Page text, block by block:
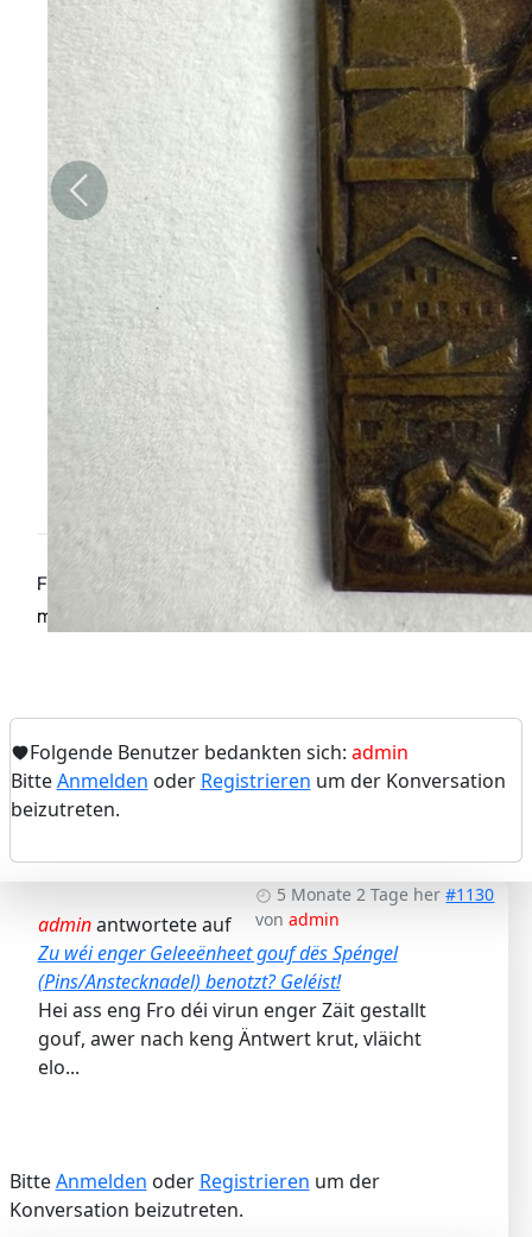
Folgende Benutzer bedankten sich: admin
BitteAnmelden oder Registrieren um der Konversation
beizutreten.
5 Monate 2 Tage her #1130
vonadmin
adminantwortete auf
Zu wéi enger Geleeënheet gouf dës Spéngel
(Pins/Anstecknadel) benotzt? Geléist!
Hei ass eng Fro déi virun enger Zäit gestallt
gouf, awer nach keng Äntwert krut, vläicht
elo...
BitteAnmelden oder Registrieren um der
Konversation beizutreten.